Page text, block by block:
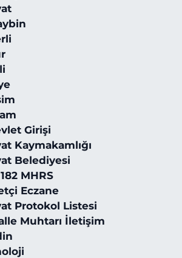
Girişi
Kaymakamlığı
Belediyesi
MHRS
Eczane
Protokol Listesi
Muhtarı İletişim